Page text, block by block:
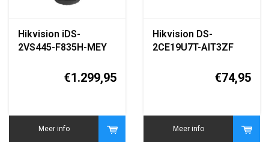
Hikvision iDS-
2VS445-F835H-MEY
Speed Dome Camera
€1.299,95
Meer info
Hikvision DS-
2CE19U7T-AIT3ZF
Bullet Camera€74,95
Meer info